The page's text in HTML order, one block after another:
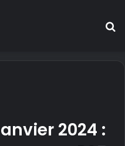
2024 :